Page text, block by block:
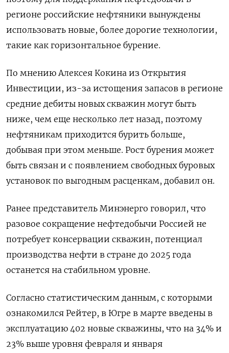
регионе российские нефтяники вынуждены
использовать новые, более дорогие технологии,
такие как горизонтальное бурение.
По мнению Алексея Кокина из Открытия
Инвестиции, из-за истощения запасов в регионе
средние дебиты новых скважин могут быть
ниже, чем еще несколько лет назад, поэтому
нефтяникам приходится бурить больше,
добывая при этом меньше. Рост бурения может
быть связан и с появлением свободных буровых
установок по выгодным расценкам, добавил он.
Ранее представитель Минэнерго говорил, что
разовое сокращение нефтедобычи Россией не
потребует консервации скважин, потенциал
производства нефти в стране до 2025 года
останется на стабильном уровне.
Согласно статистическим данным, с которыми
ознакомился Рейтер, в Югре в марте введены в
эксплуатацию 402 новые скважины, что на 34% и
23% выше уровня февраля и января